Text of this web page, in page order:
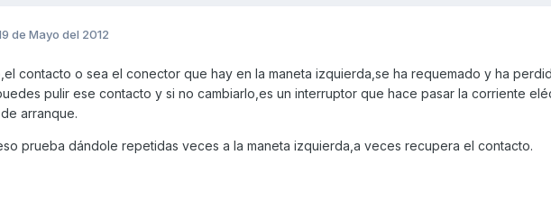
de Mayo del 2012
contacto o sea el conector que hay en la maneta izquierda,se ha requemado y ha
pulir ese contacto y si no cambiarlo,es un interruptor que hace pasar la corriente
arranque.
prueba dándole repetidas veces a la maneta izquierda,a veces recupera el contacto.